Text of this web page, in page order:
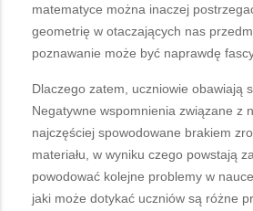
matematyce można inaczej
geometrię w otaczających nas
poznawanie może być naprawdę
Dlaczego zatem, uczniowie obawiają
Negatywne wspomnienia związane z
najczęściej spowodowane brakiem
materiału, w wyniku czego powstają
powodować kolejne problemy w
jaki może dotykać uczniów są różne